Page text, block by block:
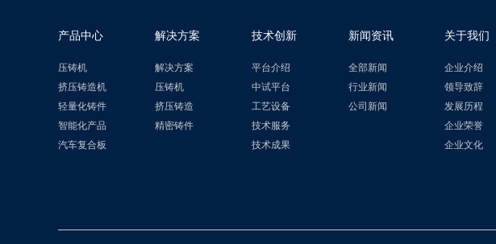
产品中心
压铸机
挤压铸造机
轻量化铸件
智能化产品
汽车复合板
解决方案
解决方案
压铸机
挤压铸造
精密铸件
技术创新
平台介绍
中试平台
工艺设备
技术服务
技术成果
新闻资讯
全部新闻
行业新闻
公司新闻
关于我们
企业介绍
领导致辞
发展历程
企业荣誉
企业文化